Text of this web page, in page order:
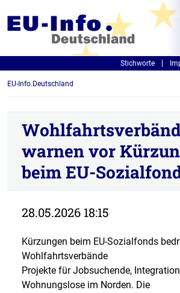
Stichworte
EU-Info.Deutschland
warnen vor
beim EU-
28.05.2026 18:15
Kürzungen beim EU-Sozialfonds
Wohlfahrtsverbände
Projekte für Jobsuchende,
Wohnungslose im Norden. Die